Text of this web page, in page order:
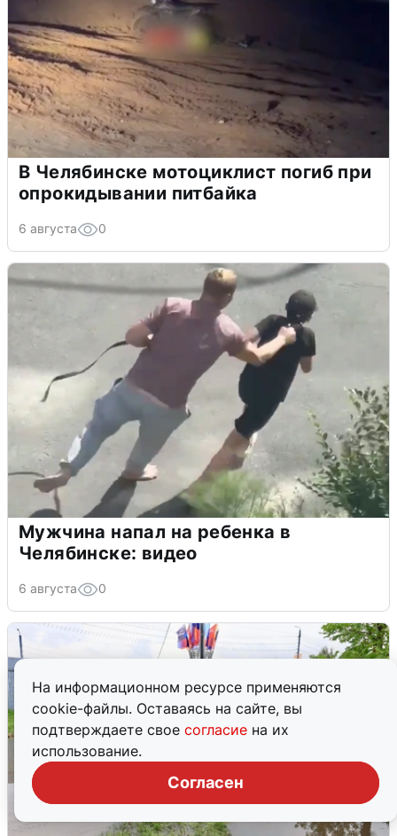
На информационном ресурсе применяются
cookie-файлы. Оставаясь на сайте, вы
подтверждаете свое согласие на их
использование.
Согласен
В Челябинске мотоциклист погиб при
опрокидывании питбайка
6 августа 0
Мужчина напал на ребенка в
Челябинске: видео
6 августа 0